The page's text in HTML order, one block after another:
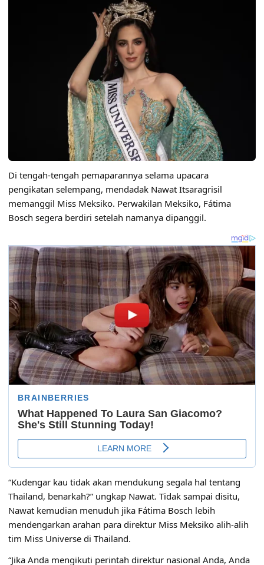
Di tengah-tengah pemaparannya selama upacara
pengikatan selempang, mendadak Nawat Itsaragrisil
memanggil Miss Meksiko. Perwakilan Meksiko, Fátima
Bosch segera berdiri setelah namanya dipanggil.
“Kudengar kau tidak akan mendukung segala hal tentang
Thailand, benarkah?” ungkap Nawat. Tidak sampai disitu,
Nawat kemudian menuduh jika Fátima Bosch lebih
mendengarkan arahan para direktur Miss Meksiko alih-alih
tim Miss Universe di Thailand.
“Jika Anda mengikuti perintah direktur nasional Anda, Anda